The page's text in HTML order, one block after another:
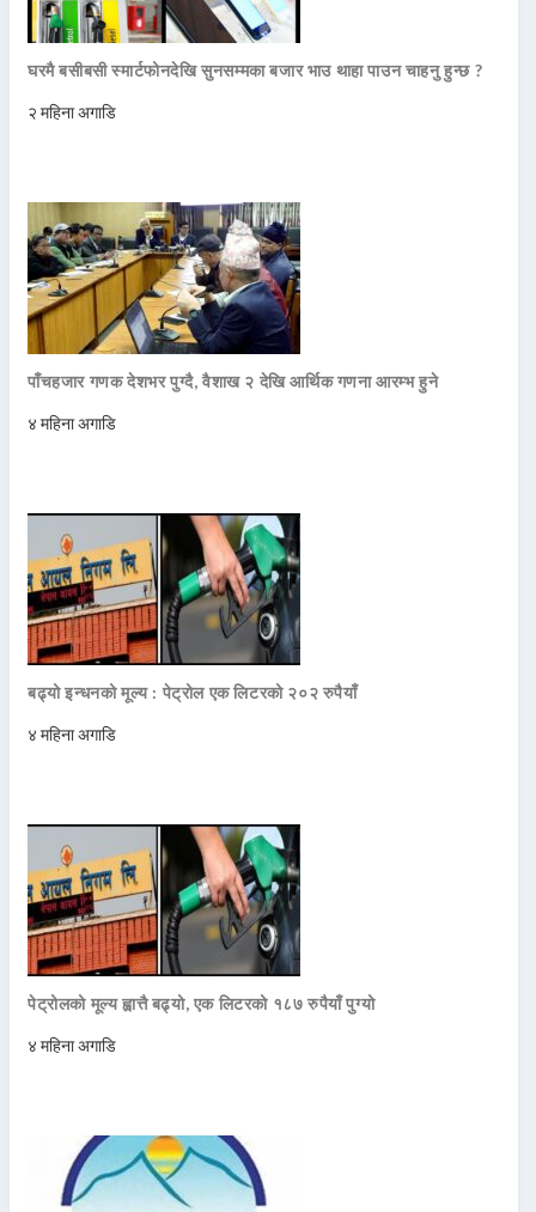
घरमै बसीबसी स्मार्टफोनदेखि सुनसम्मका बजार भाउ थाहा पाउन चाहनु हुन्छ ?
२ महिना अगाडि
पाँचहजार गणक देशभर पुग्दै, वैशाख २ देखि आर्थिक गणना आरम्भ हुने
४ महिना अगाडि
बढ्यो इन्धनको मूल्य : पेट्रोल एक लिटरको २०२ रुपैयाँ
४ महिना अगाडि
पेट्रोलको मूल्य ह्वात्तै बढ्यो, एक लिटरको १८७ रुपैयाँ पुग्यो
४ महिना अगाडि